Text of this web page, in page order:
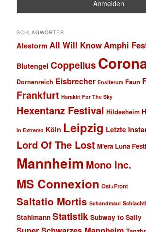
SCHLAGWÖRTER
Alestorm All Will KnowAmphi
Blutengel Coppelius
Dornenreich Eisbrecher Ensiferum Faun
Frankfurt Harakiri For The Sky
Hexentanz Festival Hildesheim
In Extremo Köln Leipzig Letzte
Lord Of The Lost M'era Luna
Mannheim Mono Inc.
MS Connexion Ost+Front
Saltatio Mortis Schandmaul
Stahlmann Statistik Subway to Sally